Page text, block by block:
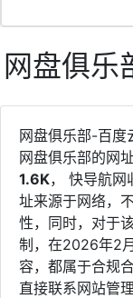
网盘俱乐
网盘俱乐部-百度
网盘俱乐部的网
1.6K， 快导航网
址来源于网络，
性，同时，对于
制，在2026年2
容，都属于合规
直接联系网站管